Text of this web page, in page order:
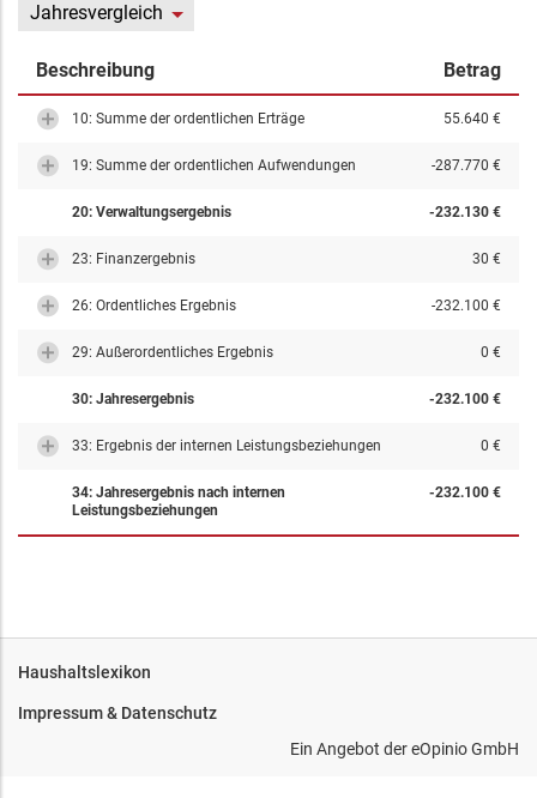
Jahresvergleich
Beschreibung Betrag
10: Summe der ordentlichen Erträge 55.640 €
19: Summe der ordentlichen Aufwendungen -287.770 €
20: Verwaltungsergebnis -232.130 €
23: Finanzergebnis 30 €
26: Ordentliches Ergebnis -232.100 €
29: Außerordentliches Ergebnis 0 €
30: Jahresergebnis -232.100 €
33: Ergebnis der internen Leistungsbeziehungen 0 €
34: Jahresergebnis nach internen
Leistungsbeziehungen
-232.100 €
Haushaltslexikon
Impressum & Datenschutz
Ein Angebot dereOpinio GmbH